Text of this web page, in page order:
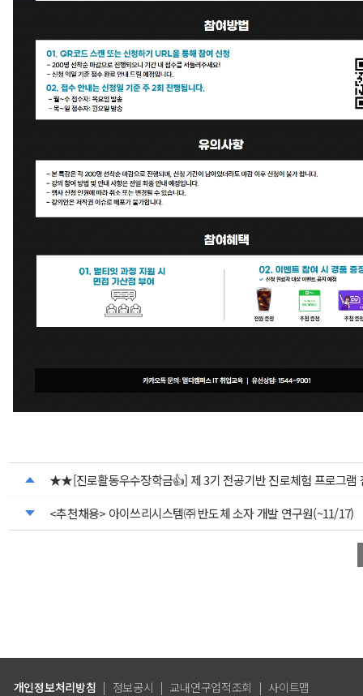
★★[진로활동우수장학금👍] 제 3기 전공기반 진로체험 프로그
<추천채용> 아이쓰리시스템㈜ 반도체 소자 개발 연구원(~11/17)
개인정보처리방침 | 정보공시 | 교내연구업적조회 | 사이트맵